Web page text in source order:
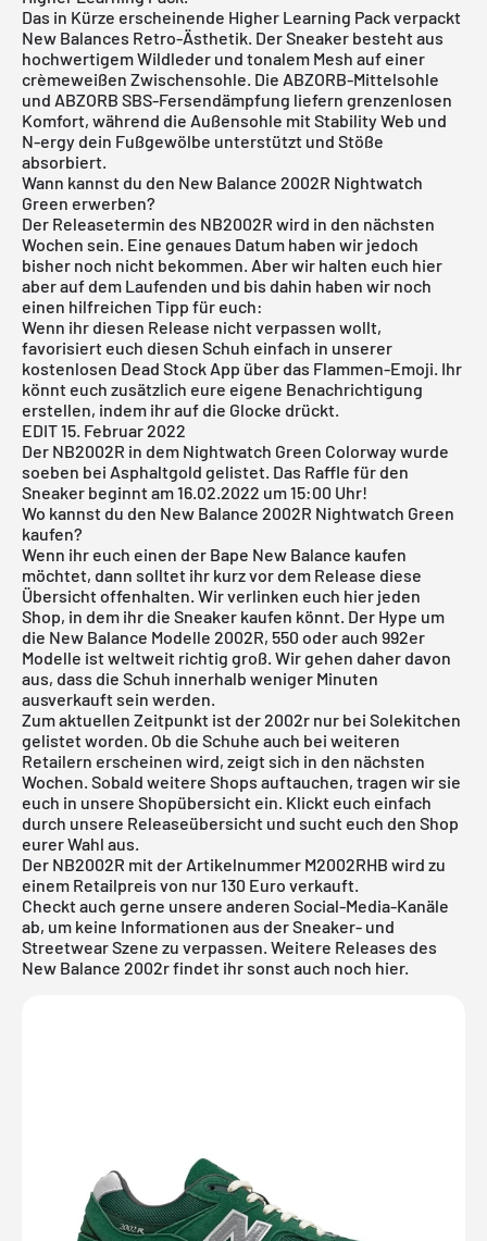
Das in Kürze erscheinende Higher Learning Pack verpackt
New Balances Retro-Ästhetik. Der Sneaker besteht aus
hochwertigem Wildleder und tonalem Mesh auf einer
crèmeweißen Zwischensohle. Die ABZORB-Mittelsohle
und ABZORB SBS-Fersendämpfung liefern grenzenlosen
Komfort, während die Außensohle mit Stability Web und
N-ergy dein Fußgewölbe unterstützt und Stöße
absorbiert.
Wann kannst du den New Balance 2002R Nightwatch
Green erwerben?
Der Releasetermin des NB2002R wird in den nächsten
Wochen sein. Eine genaues Datum haben wir jedoch
bisher noch nicht bekommen. Aber wir halten euch hier
aber auf dem Laufenden und bis dahin haben wir noch
einen hilfreichen Tipp für euch:
Wenn ihr diesen Release nicht verpassen wollt,
favorisiert euch diesen Schuh einfach in unserer
kostenlosen Dead Stock App über das Flammen-Emoji. Ihr
könnt euch zusätzlich eure eigene Benachrichtigung
erstellen, indem ihr auf die Glocke drückt.
EDIT 15. Februar 2022
Der NB2002R in dem Nightwatch Green Colorway wurde
soeben bei Asphaltgold gelistet. Das Raffle für den
Sneaker beginnt am 16.02.2022 um 15:00 Uhr!
Wo kannst du den New Balance 2002R Nightwatch Green
kaufen?
Wenn ihr euch einen der Bape New Balance kaufen
möchtet, dann solltet ihr kurz vor dem Release diese
Übersicht offenhalten. Wir verlinken euch hier jeden
Shop, in dem ihr die Sneaker kaufen könnt. Der Hype um
die New Balance Modelle 2002R, 550 oder auch 992er
Modelle ist weltweit richtig groß. Wir gehen daher davon
aus, dass die Schuh innerhalb weniger Minuten
ausverkauft sein werden.
Zum aktuellen Zeitpunkt ist der 2002r nur bei Solekitchen
gelistet worden. Ob die Schuhe auch bei weiteren
Retailern erscheinen wird, zeigt sich in den nächsten
Wochen. Sobald weitere Shops auftauchen, tragen wir sie
euch in unsere Shopübersicht ein. Klickt euch einfach
durch unsere Releaseübersicht und sucht euch den Shop
eurer Wahl aus.
Der NB2002R mit der Artikelnummer M2002RHB wird zu
einem Retailpreis von nur 130 Euro verkauft.
Checkt auch gerne unsere anderen Social-Media-Kanäle
ab, um keine Informationen aus der Sneaker- und
Streetwear Szene zu verpassen. Weitere Releases des
New Balance 2002rfindet ihr sonst auch noch hier.